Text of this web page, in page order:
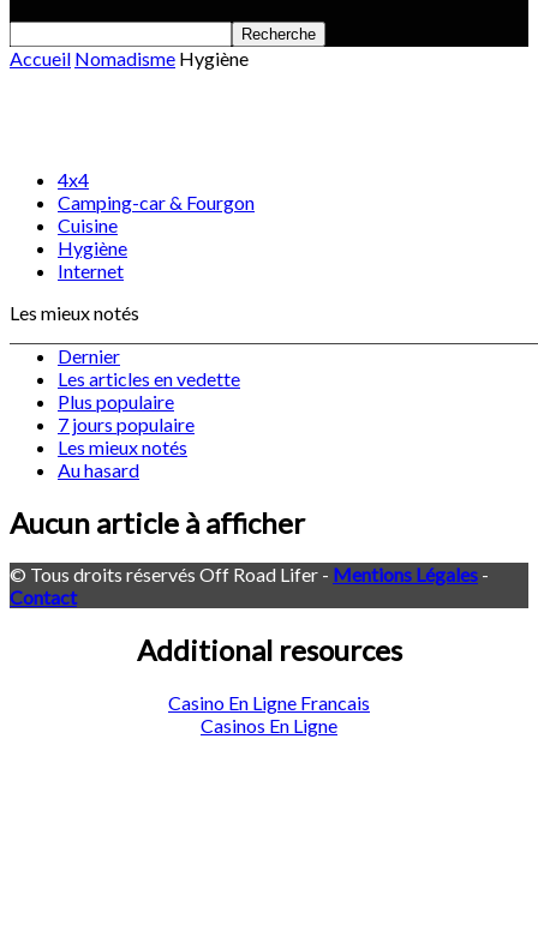
Accueil Nomadisme Hygiène
4x4
Camping-car & Fourgon
Cuisine
Hygiène
Internet
Les mieux notés
Dernier
Les articles en vedette
Plus populaire
7 jours populaire
Les mieux notés
Au hasard
Aucun article à afficher
© Tous droits réservés Off Road Lifer - Mentions Légales -
Contact
Additional resources
Casino En Ligne Francais
Casinos En Ligne